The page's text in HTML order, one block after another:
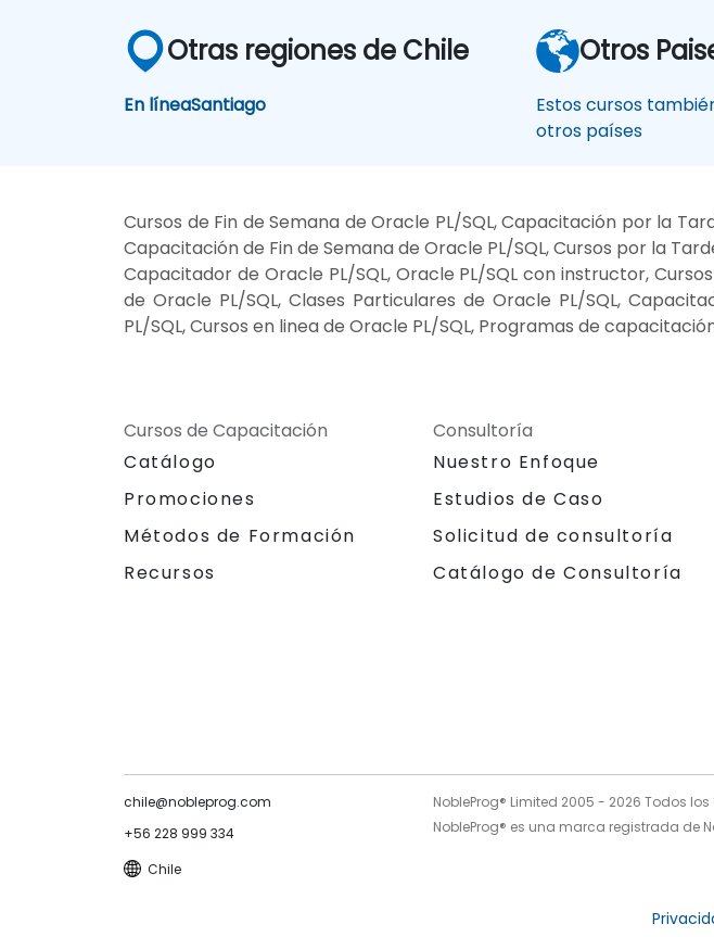
Otras regiones de Chile
En líneaSantiago
Otros
Estos cursos
otros países
Cursos de Fin de Semana de Oracle PL/SQL, Capacitación por la
Capacitación de Fin de Semana de Oracle PL/SQL, Cursos por la
Capacitador de Oracle PL/SQL, Oracle PL/SQL con instructor,
de Oracle PL/SQL, Clases Particulares de Oracle PL/SQL,
PL/SQL, Cursos en linea de Oracle PL/SQL, Programas de
Cursos de Capacitación
Catálogo
Promociones
Métodos de Formación
Recursos
Consultoría
Nuestro Enfoque
Estudios de Caso
Solicitud de consultoría
Catálogo de Consultoría
chile@nobleprog.com
+56 228 999 334
Chile
NobleProg® Limited 2005 - 2026 Todos los
NobleProg® es una marca registrada de